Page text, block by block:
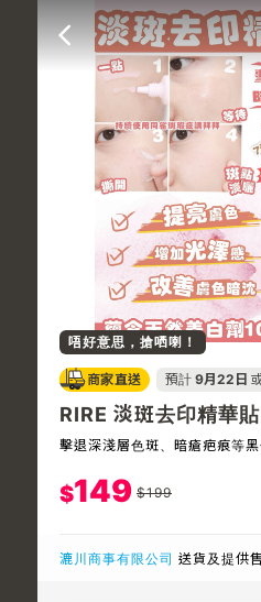
唔好意思，搶哂喇！
商家直送 預計 9月22日
RIRE 淡斑去印精華
擊退深淺層色斑、暗瘡疤痕等黑
$149 $199
漉川商事有限公司 送貨及提供